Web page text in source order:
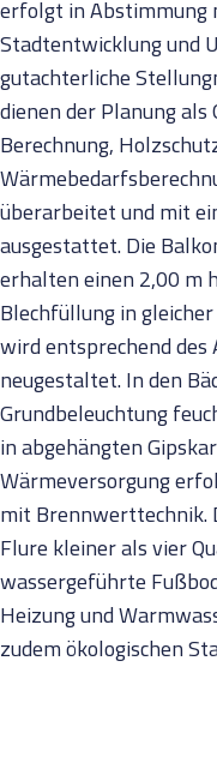
erfolgt in Abstimmung
Stadtentwicklung und
gutachterliche
dienen der Planung als
Berechnung,
überarbeitet und mit
ausgestattet. Die
erhalten einen 2,00 m
Blechfüllung in
wird entsprechend
neugestaltet. In den
Grundbeleuchtung
in abgehängten
Wärmeversorgung
mit Brennwerttechnik.
Flure kleiner als vier
wassergeführte
Heizung und
zudem ökologischen